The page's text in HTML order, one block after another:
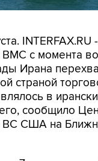
INTERFAX.RU -
Ирана
страной
в
сообщило
США на
7 августа силы